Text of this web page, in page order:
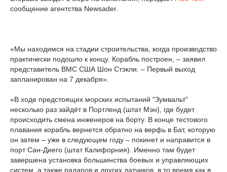
сообщение агентства Newsader.
«Мы находимся на стадии строительства, когда производство
практически подошло к концу. Корабль построен, – заявил
представитель ВМС США Шон Стэкли. – Первый выход
запланирован на 7 декабря».
«В ходе предстоящих морских испытаний "Зумвальт"
несколько раз зайдёт в Портленд (штат Мэн), где будет
происходить смена инженеров на борту. В конце тестового
плавания корабль вернется обратно на верфь в Бат, которую
он затем – уже в следующем году – покинет и направится в
порт Сан-Диего (штат Калифорния). Именно там будет
завершена установка большинства боевых и управляющих
систем, а также радаров и других датчиков, в то время как в